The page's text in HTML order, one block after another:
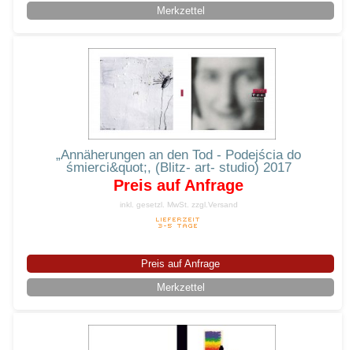
Merkzettel
„Annäherungen an den Tod - Podejścia do
śmierci&quot;, (Blitz- art- studio) 2017
Preis auf Anfrage
inkl. gesetzl. MwSt. zzgl.Versand
Preis auf Anfrage
Merkzettel